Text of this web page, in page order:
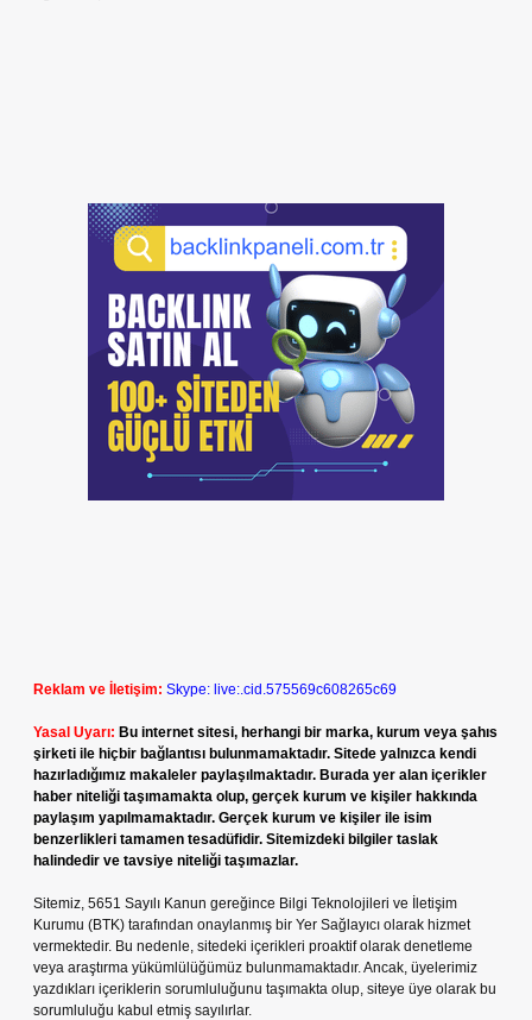
Reklam ve İletişim: Skype: live:.cid.575569c608265c69
Yasal Uyarı: Bu internet sitesi, herhangi bir marka, kurum veya şahıs
şirketi ile hiçbir bağlantısı bulunmamaktadır. Sitede yalnızca kendi
hazırladığımız makaleler paylaşılmaktadır. Burada yer alan içerikler
haber niteliği taşımamakta olup, gerçek kurum ve kişiler hakkında
paylaşım yapılmamaktadır. Gerçek kurum ve kişiler ile isim
benzerlikleri tamamen tesadüfidir. Sitemizdeki bilgiler taslak
halindedir ve tavsiye niteliği taşımazlar.
Sitemiz, 5651 Sayılı Kanun gereğince Bilgi Teknolojileri ve İletişim
Kurumu (BTK) tarafından onaylanmış bir Yer Sağlayıcı olarak hizmet
vermektedir. Bu nedenle, sitedeki içerikleri proaktif olarak denetleme
veya araştırma yükümlülüğümüz bulunmamaktadır. Ancak, üyelerimiz
yazdıkları içeriklerin sorumluluğunu taşımakta olup, siteye üye olarak bu
sorumluluğu kabul etmiş sayılırlar.